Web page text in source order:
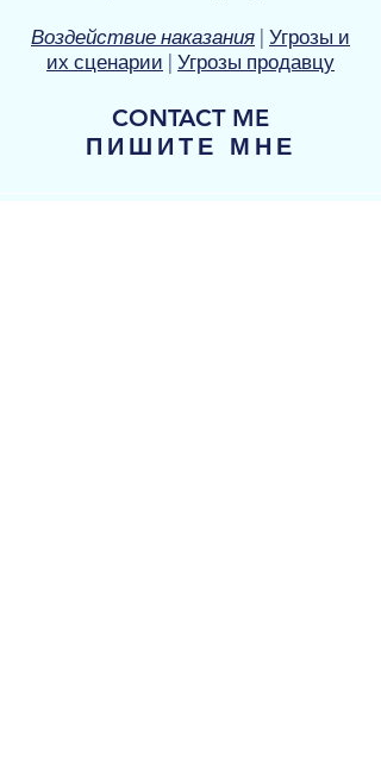
Воздействие наказания Угрозы и
их сценарии
Угрозы продавцу
CONTACT ME
ПИШИТЕ МНЕ